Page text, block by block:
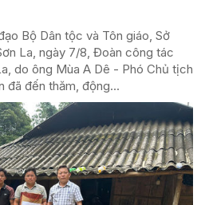
Bộ Dân tộc và Tôn giáo, Sở
La, ngày 7/8, Đoàn công tác
do ông Mùa A Dê - Phó Chủ tịch
đã đến thăm, động...